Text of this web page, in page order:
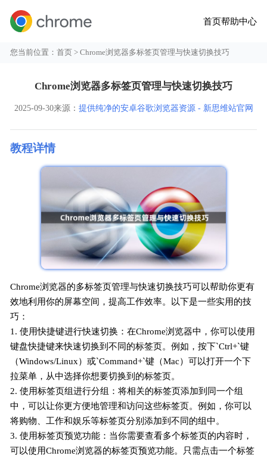
首页帮助中心
您当前位置：首页 > Chrome浏览器多标签页管理与快速切换技巧
Chrome浏览器多标签页管理与快速切换技巧
2025-09-30来源： 提供纯净的安卓谷歌浏览器资源 - 新思维站官网
教程详情
Chrome浏览器的多标签页管理与快速切换技巧可以帮助你更有
效地利用你的屏幕空间，提高工作效率。以下是一些实用的技
巧：
1. 使用快捷键进行快速切换：在Chrome浏览器中，你可以使用
键盘快捷键来快速切换到不同的标签页。例如，按下`Ctrl+`键
（Windows/Linux）或`Command+`键（Mac）可以打开一个下
拉菜单，从中选择你想要切换到的标签页。
2. 使用标签页组进行分组：将相关的标签页添加到同一个组
中，可以让你更方便地管理和访问这些标签页。例如，你可以
将购物、工作和娱乐等标签页分别添加到不同的组中。
3. 使用标签页预览功能：当你需要查看多个标签页的内容时，
可以使用Chrome浏览器的标签页预览功能。只需点击一个标签